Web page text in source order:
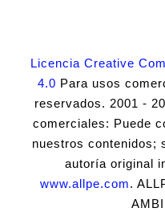
Licencia Creative
4.0 Para usos
reservados. 2001 -
comerciales: Puede
nuestros contenidos;
autoría original
www.allpe.com.